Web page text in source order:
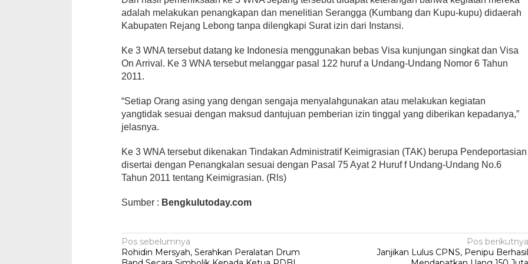
adalah melakukan penangkapan dan menelitian Serangga (Kumbang dan Kupu-kupu) didaerah
Kabupaten Rejang Lebong tanpa dilengkapi Surat izin dari Instansi.
Ke 3 WNA tersebut datang ke Indonesia menggunakan bebas Visa kunjungan singkat dan Visa
On Arrival. Ke 3 WNA tersebut melanggar pasal 122 huruf a Undang-Undang Nomor 6 Tahun
2011.
“Setiap Orang asing yang dengan sengaja menyalahgunakan atau melakukan kegiatan
yangtidak sesuai dengan maksud dantujuan pemberian izin tinggal yang diberikan kepadanya,”
jelasnya.
Ke 3 WNA tersebut dikenakan Tindakan Administratif Keimigrasian (TAK) berupa Pendeportasian
disertai dengan Penangkalan sesuai dengan Pasal 75 Ayat 2 Huruf f Undang-Undang No.6
Tahun 2011 tentang Keimigrasian. (Rls)
Sumber : Bengkulutoday.com
Navigasi
Pos sebelumnya
Rohidin Mersyah, Serahkan Peralatan Drum
Pos berikutnya
Janjikan Lulus CPNS, Penipu Berhasil